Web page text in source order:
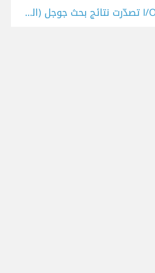
10 مواضيع في حسوب I/O تصدّرت نتائج بحث جوجل (الجزء الأول)